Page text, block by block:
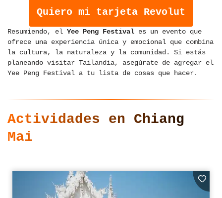
Quiero mi tarjeta Revolut
Resumiendo, el Yee Peng Festival es un evento que
ofrece una experiencia única y emocional que combina
la cultura, la naturaleza y la comunidad. Si estás
planeando visitar Tailandia, asegúrate de agregar el
Yee Peng Festival a tu lista de cosas que hacer.
Actividades en Chiang
Mai